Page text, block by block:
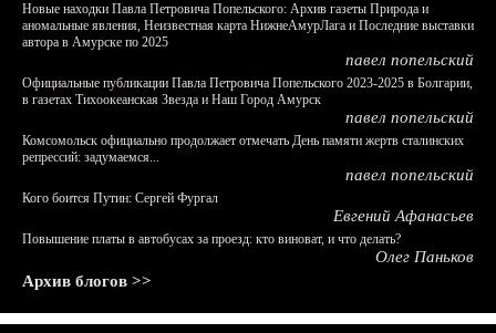
Новые находки Павла Петровича Попельского: Архив газеты Природа и
аномальные явления, Неизвестная карта НижнеАмурЛага и Последние выставки
автора в Амурске по 2025
павел попельский
Официальные публикации Павла Петровича Попельского 2023-2025 в Болгарии,
в газетах Тихоокеанская Звезда и Наш Город Амурск
павел попельский
Комсомольск официально продолжает отмечать День памяти жертв сталинских
репрессий: задумаемся...
павел попельский
Кого боится Путин: Сергей Фургал
Евгений Афанасьев
Повышение платы в автобусах за проезд: кто виноват, и что делать?
Олег Паньков
Архив блогов >>